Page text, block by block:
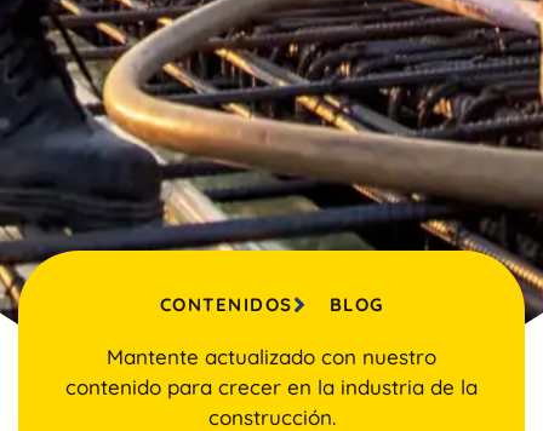
CONTENIDOS BLOG
Mantente actualizado con nuestro
contenido para crecer en la industria de la
construcción.